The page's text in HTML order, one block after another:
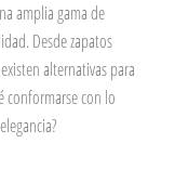
amplia gama de
Desde zapatos
alternativas para
conformarse con lo